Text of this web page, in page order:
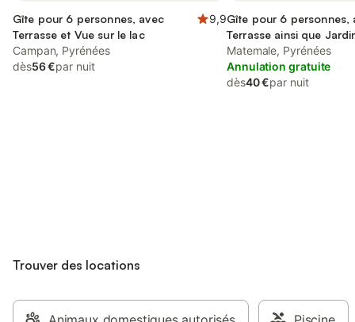
Gîte pour 6 personnes, avec
Terrasse et Vue sur le lac
9,9
Campan, Pyrénées
dès56 €par nuit
Gîte pour 6 personnes,
Terrasse ainsi que
sur le lac
Matemale, Pyrénées
Annulation gratuite
dès40 €par nuit
Trouver des locations